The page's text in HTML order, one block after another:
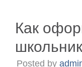
Как
Posted by